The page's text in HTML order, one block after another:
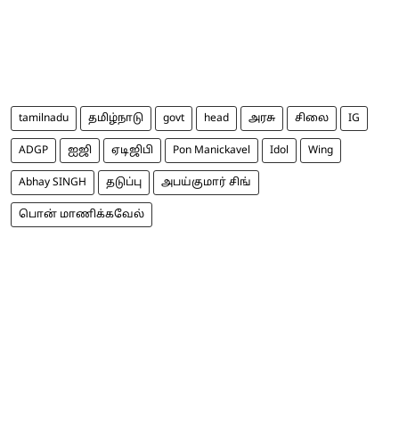
tamilnadu தமிழ்நாடு govt head அரசு சிலை IG
ADGP ஐஜி ஏடிஜிபி Pon Manickavel Idol Wing
Abhay SINGH தடுப்பு அபய்குமார் சிங்
பொன் மாணிக்கவேல்